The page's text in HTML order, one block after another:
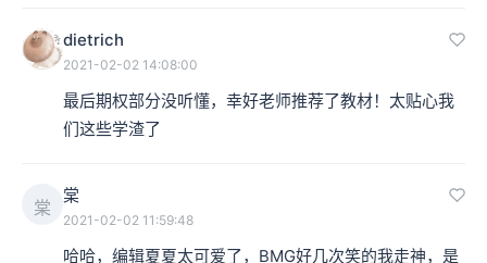
dietrich
2021-02-02 14:08:00
最后期权部分没听懂，幸好老师推荐了教材！太贴心我
们这些学渣了
棠
棠
2021-02-02 11:59:48
哈哈，编辑夏夏太可爱了，BMG好几次笑的我走神，是